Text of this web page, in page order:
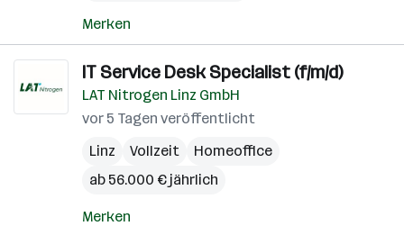
Merken
IT Service Desk Specialist (f/m/d)
LAT Nitrogen Linz GmbH
vor 5 Tagen veröffentlicht
Linz
Vollzeit
Homeoffice
ab 56.000 € jährlich
Merken